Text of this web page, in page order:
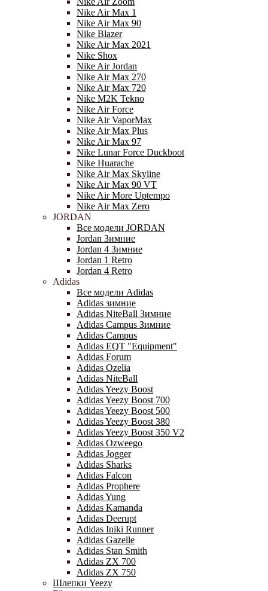
Nike Air Max 1
Nike Air Max 90
Nike Blazer
Nike Air Max 2021
Nike Shox
Nike Air Jordan
Nike Air Max 270
Nike Air Max 720
Nike M2K Tekno
Nike Air Force
Nike Air VaporMax
Nike Air Max Plus
Nike Air Max 97
Nike Lunar Force Duckboot
Nike Huarache
Nike Air Max Skyline
Nike Air Max 90 VT
Nike Air More Uptempo
Nike Air Max Zero
JORDAN
Все модели JORDAN
Jordan Зимние
Jordan 4 Зимние
Jordan 1 Retro
Jordan 4 Retro
Adidas
Все модели Adidas
Adidas зимние
Adidas NiteBall Зимние
Adidas Campus Зимние
Adidas Campus
Adidas EQT "Equipment"
Adidas Forum
Adidas Ozelia
Adidas NiteBall
Adidas Yeezy Boost
Adidas Yeezy Boost 700
Adidas Yeezy Boost 500
Adidas Yeezy Boost 380
Adidas Yeezy Boost 350 V2
Adidas Ozweego
Adidas Jogger
Adidas Sharks
Adidas Falcon
Adidas Prophere
Adidas Yung
Adidas Kamanda
Adidas Deerupt
Adidas Iniki Runner
Adidas Gazelle
Adidas Stan Smith
Adidas ZX 700
Adidas ZX 750
Шлепки Yeezy